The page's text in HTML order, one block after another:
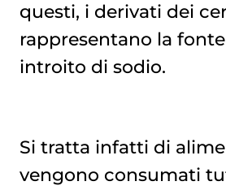
questi, i derivati dei
rappresentano la
introito di sodio.
Si tratta infatti di
vengono consumati